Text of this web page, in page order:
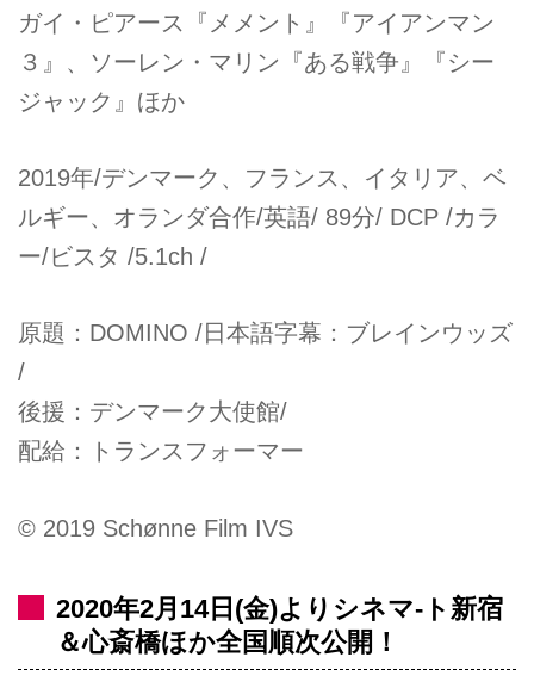
ガイ・ピアース『メメント』『アイアンマン
３』、ソーレン・マリン『ある戦争』『シー
ジャック』ほか
2019年/デンマーク、フランス、イタリア、ベ
ルギー、オランダ合作/英語/ 89分/ DCP /カラ
ー/ビスタ /5.1ch /
原題：DOMINO /日本語字幕：ブレインウッズ
/
後援：デンマーク大使館/
配給：トランスフォーマー
© 2019 Schønne Film IVS
2020年2月14日(金)よりシネマ-ト新宿
＆心斎橋ほか全国順次公開！